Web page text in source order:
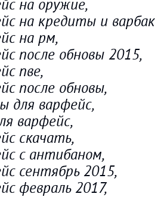
на оружие,
на кредиты и
на рм,
после обновы 2015,
пве,
после обновы,
для варфейс,
варфейс,
скачать,
с антибаном,
сентябрь 2015,
февраль 2017,